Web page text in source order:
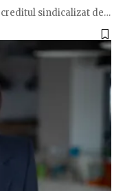
sindicalizat de…